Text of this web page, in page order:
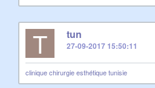
T tun
27-09-2017 15:50:11
clinique chirurgie esthétique tunisie